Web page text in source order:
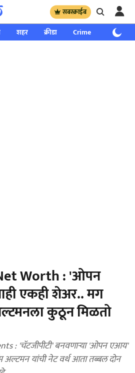
सबस्क्राईब
शहर क्रीडा Crime साप्ताहिक
Worth : 'ओपन
एकही शेअर.. मग
कुठून मिळतो
: 'चॅटजीपीटी' बनवणाऱ्या 'ओपन एआय'
यांची नेट वर्थ आता तब्बल दोन